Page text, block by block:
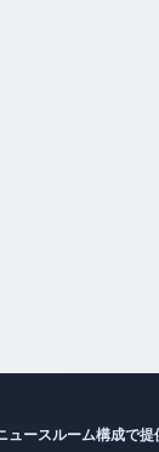
ースルーム構成で提